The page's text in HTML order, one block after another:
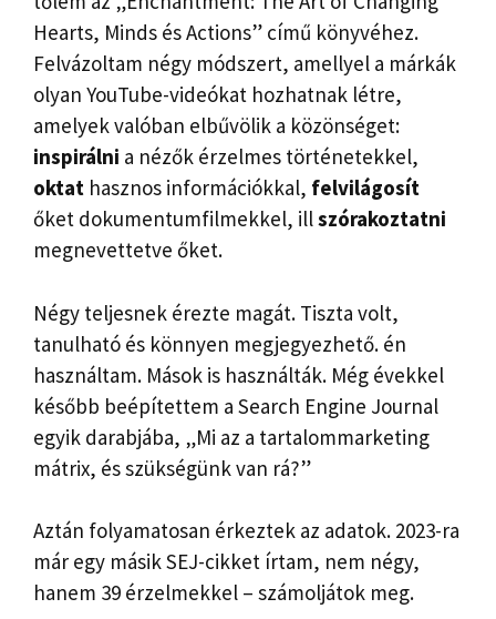
Hearts, Minds és Actions” című könyvéhez.
Felvázoltam négy módszert, amellyel a márkák
olyan YouTube-videókat hozhatnak létre,
amelyek valóban elbűvölik a közönséget:
inspirálni a nézők érzelmes történetekkel,
oktat hasznos információkkal, felvilágosít
őket dokumentumfilmekkel, illszórakoztatni
megnevettetve őket.
Négy teljesnek érezte magát. Tiszta volt,
tanulható és könnyen megjegyezhető. én
használtam. Mások is használták. Még évekkel
később beépítettem a Search Engine Journal
egyik darabjába, „Mi az a tartalommarketing
mátrix, és szükségünk van rá?”
Aztán folyamatosan érkeztek az adatok. 2023-ra
már egy másik SEJ-cikket írtam, nem négy,
hanem 39 érzelmekkel – számoljátok meg.